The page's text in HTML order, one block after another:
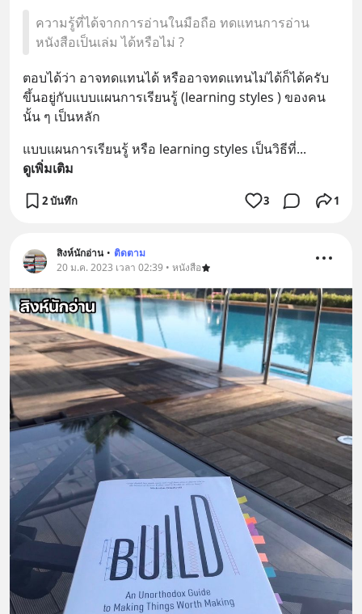
ความรู้ที่ได้จากการอ่านในมือถือ ทดแทนการอ่าน
หนังสือเป็นเล่ม ได้หรือไม่ ?
ตอบได้ว่า อาจทดแทนได้ หรืออาจทดแทนไม่ได้ก็ได้ครับ
ขึ้นอยู่กับแบบแผนการเรียนรู้ (learning styles ) ของคน
นั้น ๆ เป็นหลัก
แบบแผนการเรียนรู้ หรือ learning styles เป็นวิธีที่...
ดูเพิ่มเติม
2 บันทึก 3 1
สิงห์นักอ่าน • ติดตาม
20 ม.ค. 2023 เวลา 02:39 • หนังสือ